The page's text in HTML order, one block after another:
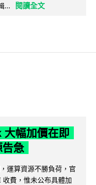
...
閱讀全文
幅加價在即
急
運算資源不勝負荷，官
費，惟未公布具體加